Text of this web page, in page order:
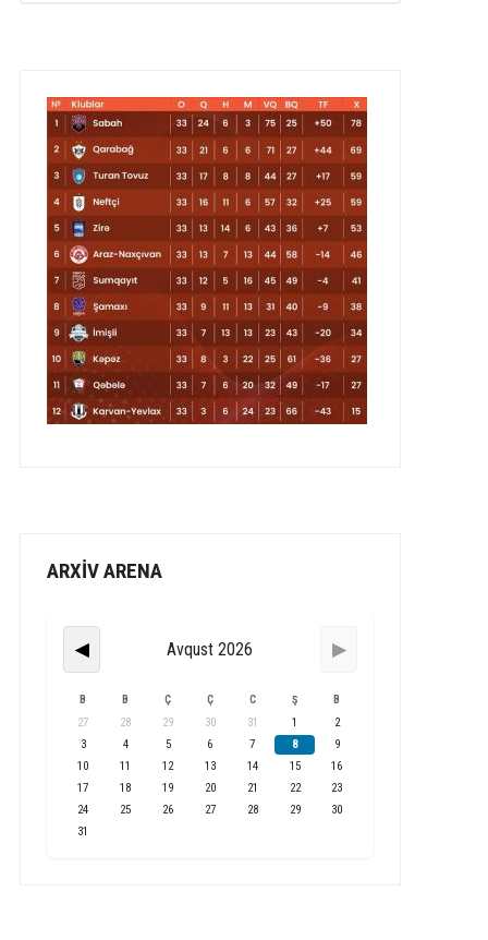
ARXİV ARENA
◀ Avqust 2026 ▶
B B Ç Ç C Ş B
27 28 29 30 31 1
2
3
4 5 6 7 8
9
10
11 12 13 14 15
16
17
18 19 20 21 22
23
24
25 26 27 28 29
30
31